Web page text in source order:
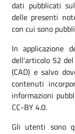
dati pubblicati
delle presenti
con cui sono
In applicazione
dell’articolo 52
(CAD) e salvo
contenuti
informazioni
CC-BY 4.0.
Gli utenti sono